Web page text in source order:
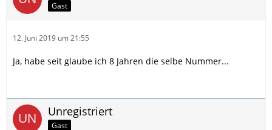
Gast
12. Juni 2019 um 21:55
Ja, habe seit glaube ich 8 Jahren die selbe Nummer...
Unregistriert
Gast